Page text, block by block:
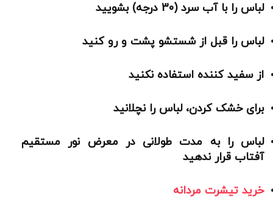
لباس را با آب سرد (30 درجه) بشویید
لباس را قبل از شستشو پشت و رو کنید
از سفید کننده استفاده نکنید
برای خشک کردن، لباس را نچلانید
لباس را به مدت طولانی در معرض نور مستقیم
آفتاب قرار ندهید
خرید تیشرت مردانه